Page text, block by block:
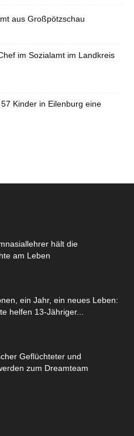
aus Großpötzschau
im Sozialamt im Landkreis
Kinder in Eilenburg eine
hält die
am Leben
ein Jahr, ein neues Leben:
helfen 13-Jähriger...
Geflüchteter und
zum Dreamteam